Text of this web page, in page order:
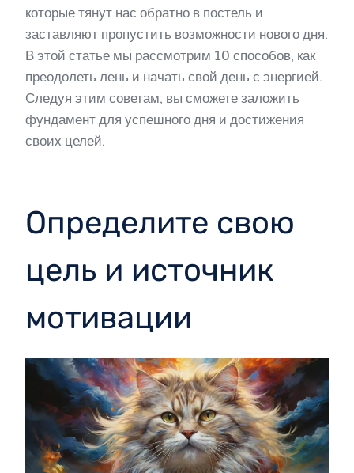
которые тянут нас обратно в постель и
заставляют пропустить возможности нового дня.
В этой статье мы рассмотрим 10 способов, как
преодолеть лень и начать свой день с энергией.
Следуя этим советам, вы сможете заложить
фундамент для успешного дня и достижения
своих целей.
Определите свою
цель и источник
мотивации